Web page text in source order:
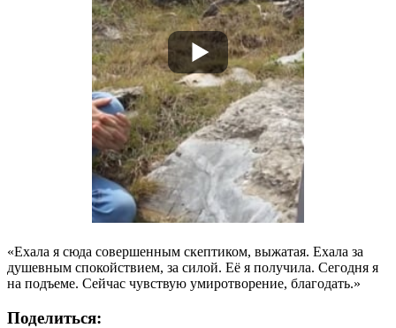
«Ехала я сюда совершенным скептиком, выжатая. Ехала за
душевным спокойствием, за силой. Её я получила. Сегодня я
на подъеме. Сейчас чувствую умиротворение, благодать.»
Поделиться: